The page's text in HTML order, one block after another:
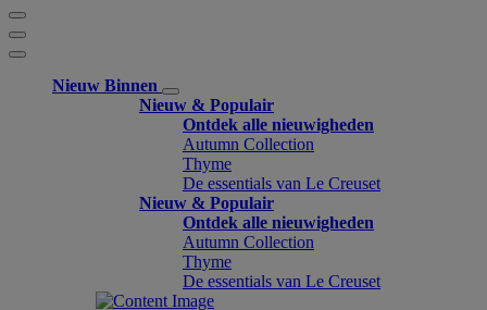
Nieuw Binnen
Nieuw & Populair
Ontdek alle nieuwigheden
Autumn Collection
Thyme
De essentials van Le Creuset
Nieuw & Populair
Ontdek alle nieuwigheden
Autumn Collection
Thyme
De essentials van Le Creuset